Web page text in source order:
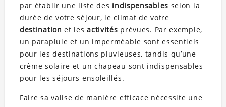
par établir une liste des indispensables selon la
durée de votre séjour, le climat de votre
destination et lesactivités prévues. Par exemple,
un parapluie et un imperméable sont essentiels
pour les destinations pluvieuses, tandis qu’une
crème solaire et un chapeau sont indispensables
pour les séjours ensoleillés.
Faire sa valise de manière efficace nécessite une